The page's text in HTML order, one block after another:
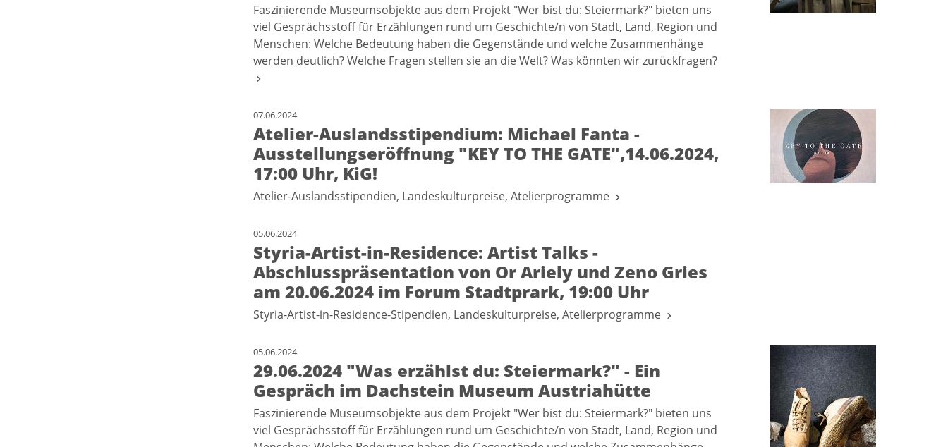
Faszinierende Museumsobjekte aus dem Projekt "Wer bist du: Steiermark?" bieten uns
viel Gesprächsstoff für Erzählungen rund um Geschichte/n von Stadt, Land, Region und
Menschen: Welche Bedeutung haben die Gegenstände und welche Zusammenhänge
werden deutlich? Welche Fragen stellen sie an die Welt? Was könnten wir zurückfragen?
07.06.2024
Atelier-Auslandsstipendium: Michael Fanta -
Ausstellungseröffnung "KEY TO THE GATE",14.06.2024,
17:00 Uhr, KiG!
Atelier-Auslandsstipendien, Landeskulturpreise, Atelierprogramme
05.06.2024
Styria-Artist-in-Residence: Artist Talks -
Abschlusspräsentation von Or Ariely und Zeno Gries
am 20.06.2024 im Forum Stadtprark, 19:00 Uhr
Styria-Artist-in-Residence-Stipendien, Landeskulturpreise, Atelierprogramme
05.06.2024
29.06.2024 "Was erzählst du: Steiermark?" - Ein
Gespräch im Dachstein Museum Austriahütte
Faszinierende Museumsobjekte aus dem Projekt "Wer bist du: Steiermark?" bieten uns
viel Gesprächsstoff für Erzählungen rund um Geschichte/n von Stadt, Land, Region und